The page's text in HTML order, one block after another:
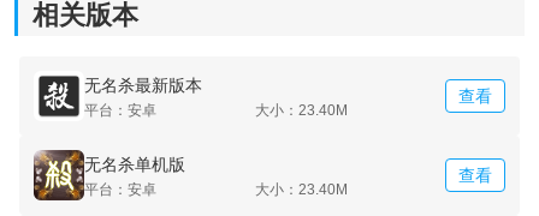
《无名杀最新版》游戏亮点：
性。
*有着非常精彩的卡牌玩法，可以让你把所有的卡牌收集
相关版本
无名杀最新版本
平台：安卓 大小：23.40M
查看
无名杀单机版
平台：安卓 大小：23.40M
查看